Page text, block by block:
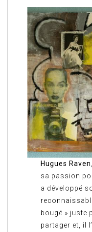
Hugues Raven
sa passion
a développé
bougé » juste
partager et, il